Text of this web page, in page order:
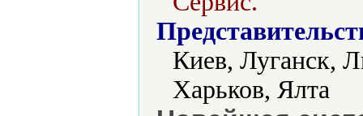
Киев, Луганск,
Харьков, Ялта